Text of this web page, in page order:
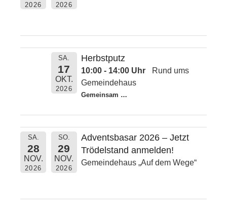
2026 2026
SA.
17
OKT.
2026
Herbstputz
10:00 - 14:00 Uhr
Rund ums
Gemeindehaus
Gemeinsam …
SA.
28
NOV.
2026
SO.
29
NOV.
2026
Adventsbasar 2026 – Jetzt
Trödelstand anmelden!
Gemeindehaus „Auf dem Wege“